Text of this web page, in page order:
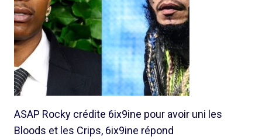
ASAP Rocky crédite 6ix9ine pour avoir uni les
Bloods et les Crips, 6ix9ine répond